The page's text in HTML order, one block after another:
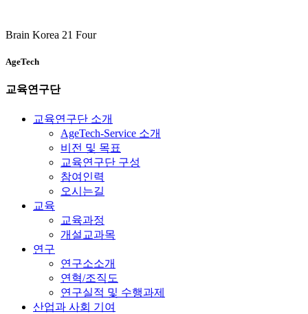
Brain Korea 21 Four
AgeTech
교육연구단
교육연구단 소개
AgeTech-Service 소개
비전 및 목표
교육연구단 구성
참여인력
오시는길
교육
교육과정
개설교과목
연구
연구소소개
연혁/조직도
연구실적 및 수행과제
산업과 사회 기여